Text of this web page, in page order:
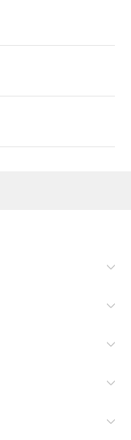
先、ま
にご確
社内デー
ことをご
担当のオ
販売員に
を当社の
または開
る必要が
当社にご
との取